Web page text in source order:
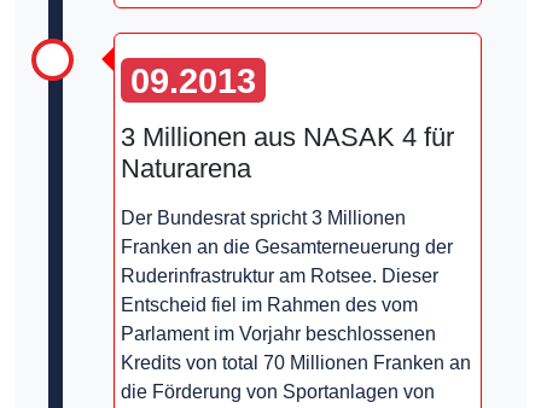
09.2013
3 Millionen aus NASAK 4 für
Naturarena
Der Bundesrat spricht 3 Millionen
Franken an die Gesamterneuerung der
Ruderinfrastruktur am Rotsee. Dieser
Entscheid fiel im Rahmen des vom
Parlament im Vorjahr beschlossenen
Kredits von total 70 Millionen Franken an
die Förderung von Sportanlagen von